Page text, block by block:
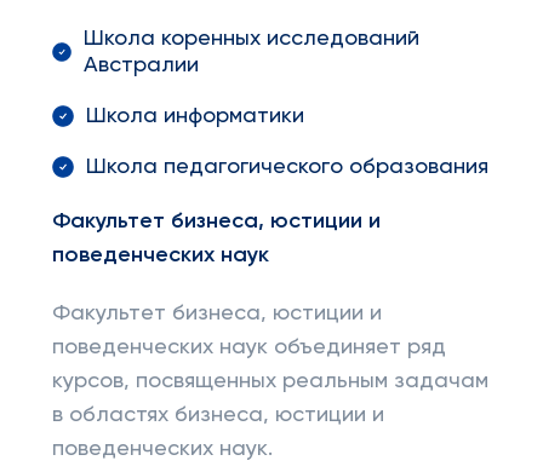
Школа коренных исследований
Австралии
Школа информатики
Школа педагогического образования
Факультет бизнеса, юстиции и
поведенческих наук
Факультет бизнеса, юстиции и
поведенческих наук объединяет ряд
курсов, посвященных реальным задачам
в областях бизнеса, юстиции и
поведенческих наук.